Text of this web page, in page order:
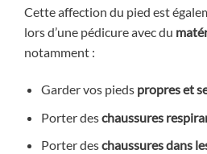
Cette affection du pied est
lors d’une pédicure avec du
notamment :
Garder vos pieds propres et
Porter deschaussures
Porter deschaussures dans